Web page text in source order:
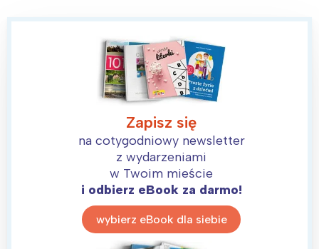
Zapisz się
na cotygodniowy newsletter
z wydarzeniami
w Twoim mieście
i odbierz eBook za darmo!
wybierz eBook dla siebie